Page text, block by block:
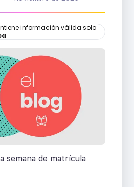
información válida solo
semana de matrícula